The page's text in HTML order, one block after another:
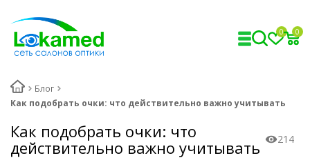
0 0
Блог
Как подобрать очки: что действительно важно учитывать
Как подобрать очки: что
действительно важно учитывать
214